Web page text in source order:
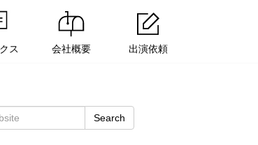
ス 会社概要 出演依頼
Search